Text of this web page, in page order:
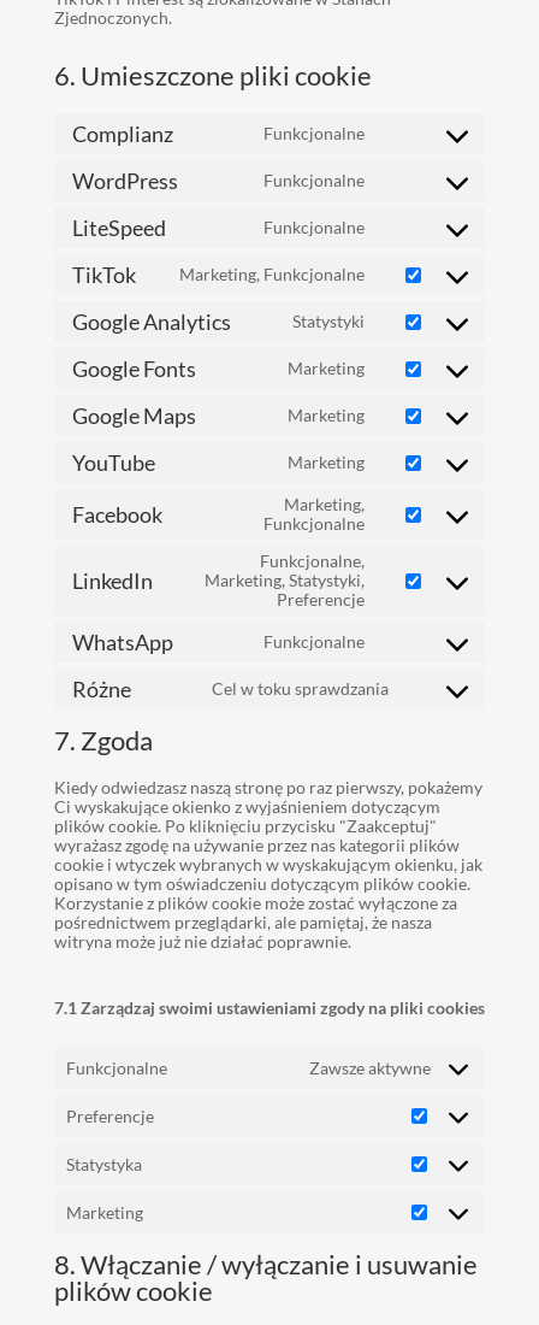
Zjednoczonych.
6. Umieszczone pliki cookie
Complianz Funkcjonalne
WordPress Funkcjonalne
LiteSpeed Funkcjonalne
service
TikTok Marketing, Funkcjonalne
Consent
service
Google Analytics Statystyki
Consent
service
analytics
Google Fonts Marketing
Consent
service
fonts
Google Maps Marketing
Consent
service
YouTube Marketing
Consent
service
youtube
Facebook
Marketing,
Funkcjonalne
Consent
facebook
LinkedIn
Funkcjonalne,
Marketing, Statystyki,
Preferencje
Consent
WhatsApp Funkcjonalne
service
Różne Cel w toku sprawdzania
Consent
7. Zgoda
Kiedy odwiedzasz naszą stronę po raz pierwszy, pokażemy
Ci wyskakujące okienko z wyjaśnieniem dotyczącym
plików cookie. Po kliknięciu przycisku "Zaakceptuj"
wyrażasz zgodę na używanie przez nas kategorii plików
cookie i wtyczek wybranych w wyskakującym okienku, jak
opisano w tym oświadczeniu dotyczącym plików cookie.
Korzystanie z plików cookie może zostać wyłączone za
pośrednictwem przeglądarki, ale pamiętaj, że nasza
witryna może już nie działać poprawnie.
7.1 Zarządzaj swoimi ustawieniami zgody na pliki cookies
Funkcjonalne Zawsze aktywne
Preferencje
Preferencje
Statystyka
Statystyka
Marketing
Marketing
8. Włączanie / wyłączanie i usuwanie
plików cookie